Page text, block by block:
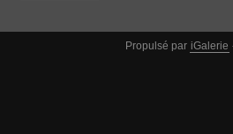
Propulsé par iGalerie